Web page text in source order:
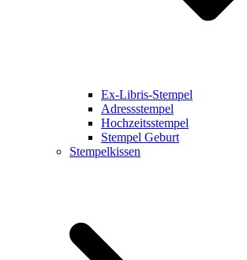
Ex-Libris-Stempel
Adressstempel
Hochzeitsstempel
Stempel Geburt
Stempelkissen